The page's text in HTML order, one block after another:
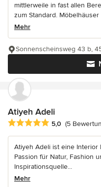
mittlerweile in fast allen
zum Standard. Möbelhäuser
Mehr
Sonnenscheinsweg 43 b,
Atiyeh Adeli
Durchschnittliche
5,0 (5
Atiyeh Adeli ist eine
Passion für Natur, Fashion
Inspirationsquelle...
Mehr